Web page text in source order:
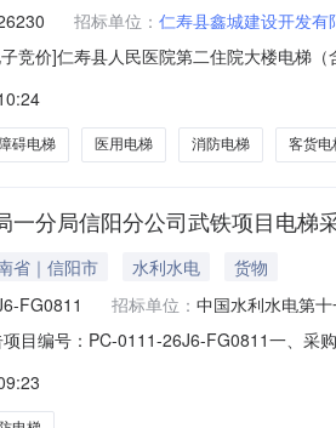
招标单位： 仁寿县鑫城建设开发有
竞价]仁寿县人民医院第二住院大楼电梯
月20日20:30公告结束时间:2026年07月
碍电梯 医用电梯 消防电梯 客货电
一分局信阳分公司武铁项目电梯
省｜信阳市 水利水电
货物
FG0811 招标单位： 中国水利水电第
目编号：PC-0111-26J6-FG0811一、采
筑面积0.2万㎡。项目包括生产基地1#楼
。2、采